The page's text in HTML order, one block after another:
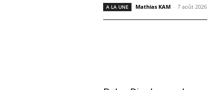
A LA UNE Mathias KAM - 7 août 2026